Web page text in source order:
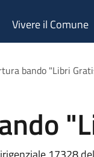
Vivere il Comune
bando "Libri